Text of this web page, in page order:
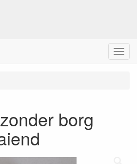
Menu
borg